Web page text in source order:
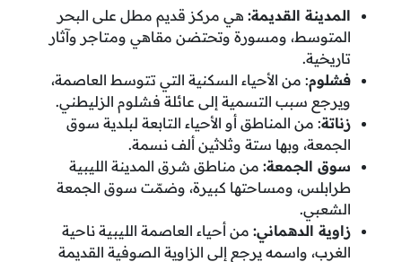
المدينة القديمة: هي مركز قديم مطل على البحر
المتوسط، ومسورة وتحتضن مقاهي ومتاجر وآثار
تاريخية.
فشلوم: من الأحياء السكنية التي تتوسط العاصمة،
ويرجع سبب التسمية إلى عائلة فشلوم الزليطني.
زناتة: من المناطق أو الأحياء التابعة لبلدية سوق
الجمعة، وبها ستة وثلاثين ألف نسمة.
سوق الجمعة: من مناطق شرق المدينة الليبية
طرابلس، ومساحتها كبيرة، وضمّت سوق الجمعة
الشعبي.
زاوية الدهماني: من أحياء العاصمة الليبية ناحية
الغرب، واسمه يرجع إلى الزاوية الصوفية القديمة